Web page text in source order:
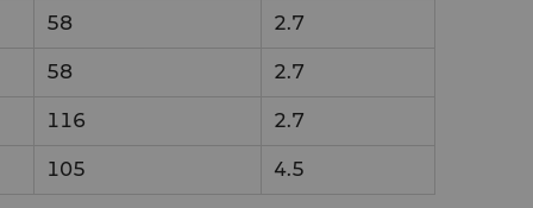
58 2.7
58 2.7
116 2.7
105 4.5